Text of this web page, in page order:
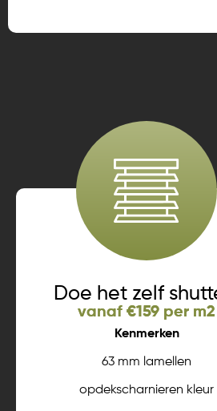
Doe het zelf
vanaf €159 per m2
Kenmerken
63 mm lamellen
opdekscharnieren kleur